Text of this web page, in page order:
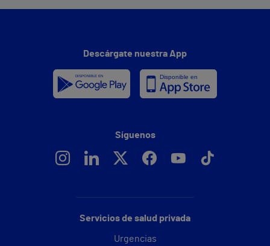
Servicios de salud privada
Urgencias
Descárgate nuestra App
Síguenos